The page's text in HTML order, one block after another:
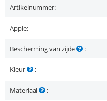
Artikelnummer:
Apple:
Bescherming van zijde :
Kleur :
Materiaal :